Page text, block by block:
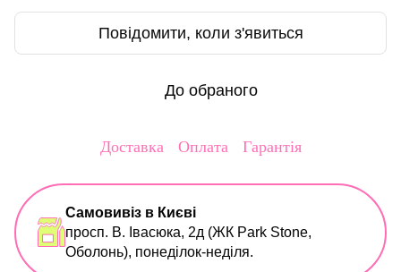
Повідомити, коли з'явиться
До обраного
Доставка Оплата Гарантія
Самовивіз в Києві
просп. В. Івасюка, 2д (ЖК Park Stone,
Оболонь), понеділок-неділя.